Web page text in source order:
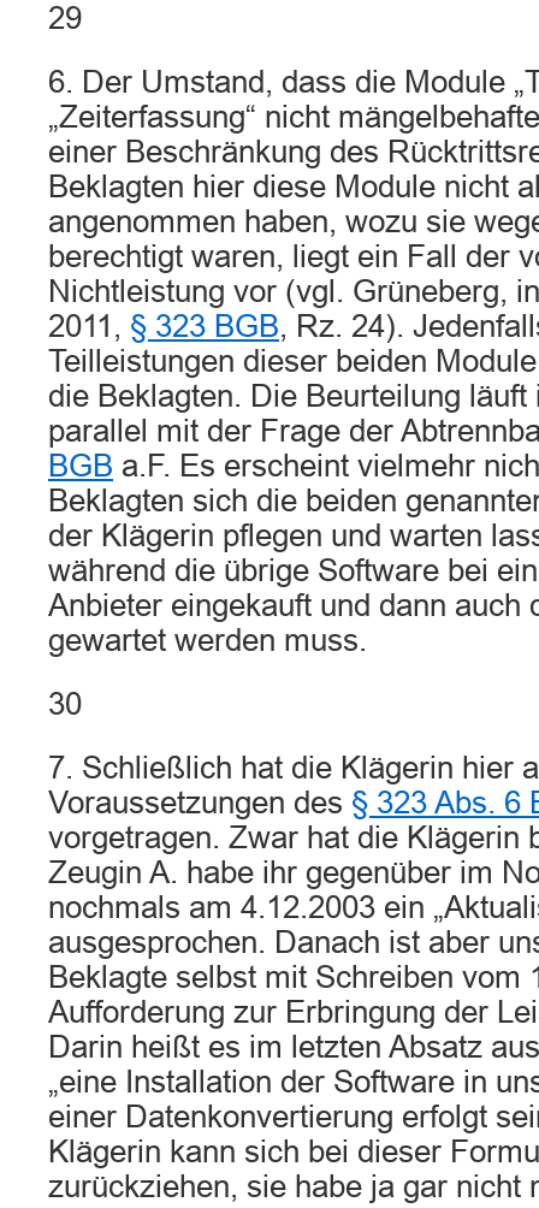
29
6. Der Umstand, dass die Module
„Zeiterfassung“ nicht
einer Beschränkung des
Beklagten hier diese Module nicht
angenommen haben, wozu sie
berechtigt waren, liegt ein Fall der
Nichtleistung vor (vgl. Grüneberg,
2011, § 323 BGB, Rz. 24).
Teilleistungen dieser beiden
die Beklagten. Die Beurteilung läuft
parallel mit der Frage der
BGB a.F. Es erscheint vielmehr
Beklagten sich die beiden
der Klägerin pflegen und warten
während die übrige Software bei
Anbieter eingekauft und dann auch
gewartet werden muss.
30
7. Schließlich hat die Klägerin hier
Voraussetzungen des § 323 Abs. 6
vorgetragen. Zwar hat die Klägerin
Zeugin A. habe ihr gegenüber im
nochmals am 4.12.2003 ein
ausgesprochen. Danach ist aber
Beklagte selbst mit Schreiben vom
Aufforderung zur Erbringung der
Darin heißt es im letzten Absatz
„eine Installation der Software in
einer Datenkonvertierung erfolgt
Klägerin kann sich bei dieser
zurückziehen, sie habe ja gar nicht